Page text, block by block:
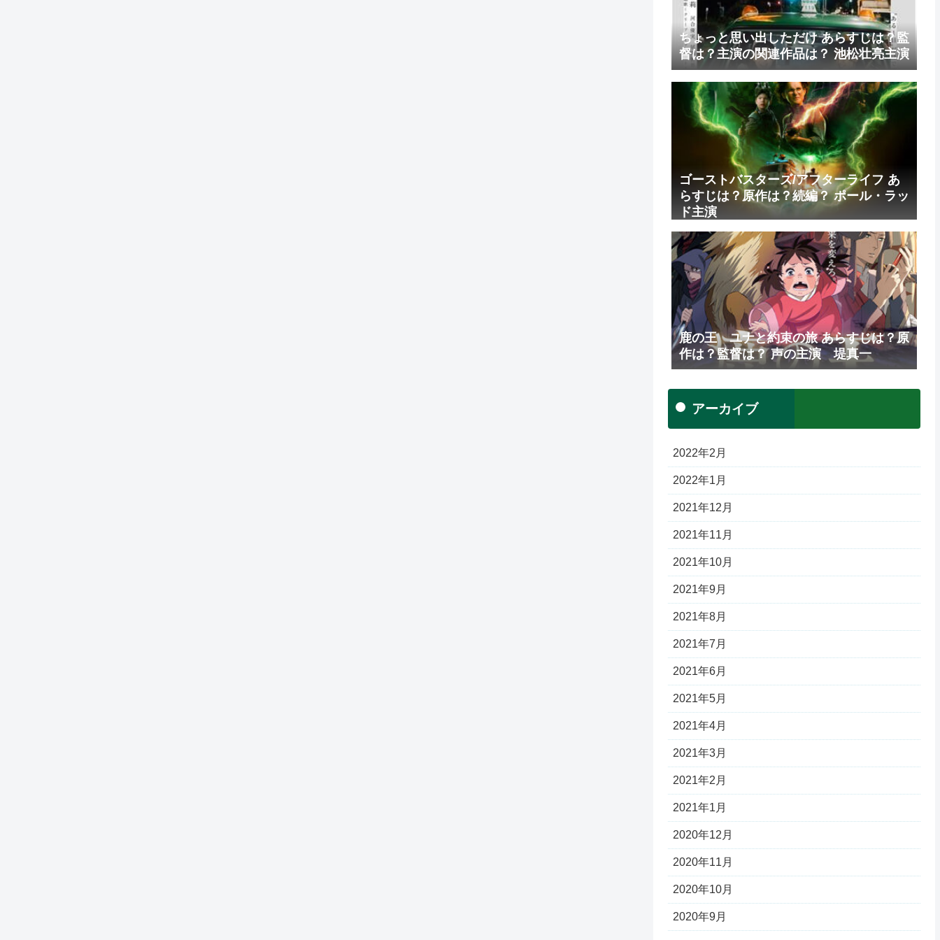
ちょっと思い出しただけ あらすじは？監
督は？主演の関連作品は？ 池松壮亮主演
ゴーストバスターズ/アフターライフ あ
らすじは？原作は？続編？ ポール・ラッ
ド主演
鹿の王 ユナと約束の旅 あらすじは？原
作は？監督は？ 声の主演 堤真一
アーカイブ
2022年2月
2022年1月
2021年12月
2021年11月
2021年10月
2021年9月
2021年8月
2021年7月
2021年6月
2021年5月
2021年4月
2021年3月
2021年2月
2021年1月
2020年12月
2020年11月
2020年10月
2020年9月